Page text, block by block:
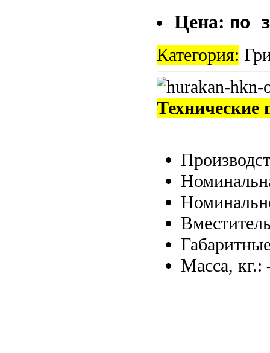
Цена: по
Категория:
Технические
Масса, кг.: